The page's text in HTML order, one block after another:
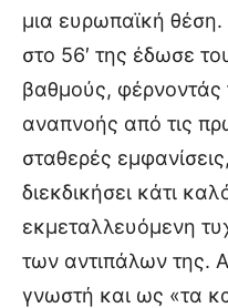
μια ευρωπαϊκή θέση.
στο 56′ της έδωσε
βαθμούς,
αναπνοής από τις
σταθερές
διεκδικήσει κάτι
εκμεταλλευόμενη
των αντιπάλων της.
γνωστή και ως «τα